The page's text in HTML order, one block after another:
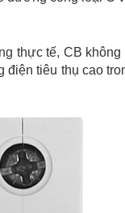
thực tế, CB
tiêu thụ cao